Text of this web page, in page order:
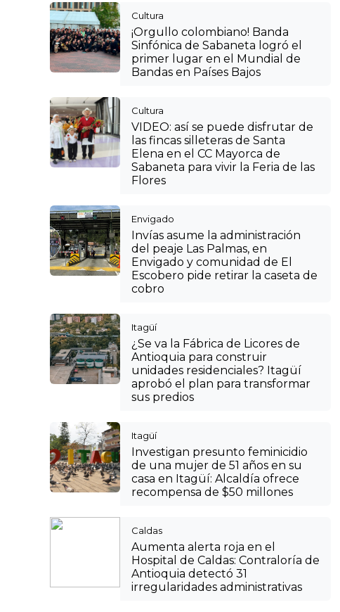
Cultura
¡Orgullo colombiano! Banda
Sinfónica de Sabaneta logró el
primer lugar en el Mundial de
Bandas en Países Bajos
Cultura
VIDEO: así se puede disfrutar de
las fincas silleteras de Santa
Elena en el CC Mayorca de
Sabaneta para vivir la Feria de las
Flores
Envigado
Invías asume la administración
del peaje Las Palmas, en
Envigado y comunidad de El
Escobero pide retirar la caseta de
cobro
Itagüí
¿Se va la Fábrica de Licores de
Antioquia para construir
unidades residenciales? Itagüí
aprobó el plan para transformar
sus predios
Itagüí
Investigan presunto feminicidio
de una mujer de 51 años en su
casa en Itagüí: Alcaldía ofrece
recompensa de $50 millones
Caldas
Aumenta alerta roja en el
Hospital de Caldas: Contraloría de
Antioquia detectó 31
irregularidades administrativas